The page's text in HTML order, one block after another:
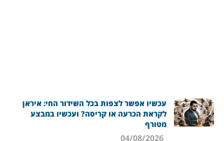
עכשיו אפשר לצפות בכל השידור החי: איראן
לקראת הכרעה או קריסה? ועכשיו במבצע
מטורף